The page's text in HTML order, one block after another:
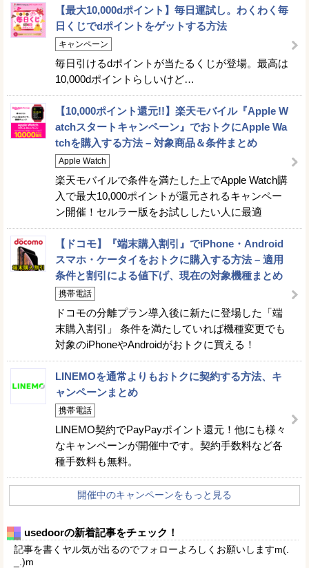
【最大10,000dポイント】毎日運試し。わくわく毎
日くじでdポイントをゲットする方法
キャンペーン
毎日引けるdポイントが当たるくじが登場。最高は
10,000dポイントらしいけど…
【10,000ポイント還元!!】楽天モバイル『Apple W
atchスタートキャンペーン』でおトクにApple Wa
tchを購入する方法 – 対象商品＆条件まとめ
Apple Watch
楽天モバイルで条件を満たした上でApple Watch購
入で最大10,000ポイントが還元されるキャンペー
ン開催！セルラー版をお試ししたい人に最適
【ドコモ】『端末購入割引』でiPhone・Android
スマホ・ケータイをおトクに購入する方法 – 適用
条件と割引による値下げ、現在の対象機種まとめ
携帯電話
ドコモの分離プラン導入後に新たに登場した「端
末購入割引」 条件を満たしていれば機種変更でも
対象のiPhoneやAndroidがおトクに買える！
LINEMOを通常よりもおトクに契約する方法、キ
ャンペーンまとめ
携帯電話
LINEMO契約でPayPayポイント還元！他にも様々
なキャンペーンが開催中です。契約手数料など各
種手数料も無料。
開催中のキャンペーンをもっと見る
usedoorの新着記事をチェック！
記事を書くヤル気が出るのでフォローよろしくお願いしますm(.
_.)m